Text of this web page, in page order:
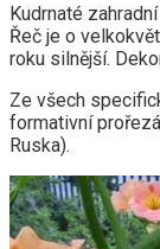
Kudrnaté
Řeč je o
roku silnější.
Ze všech
formativní
Ruska).